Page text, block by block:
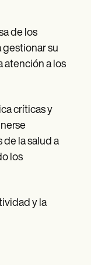
de los
gestionar su
atención a los
críticas y
la salud a
los
y la